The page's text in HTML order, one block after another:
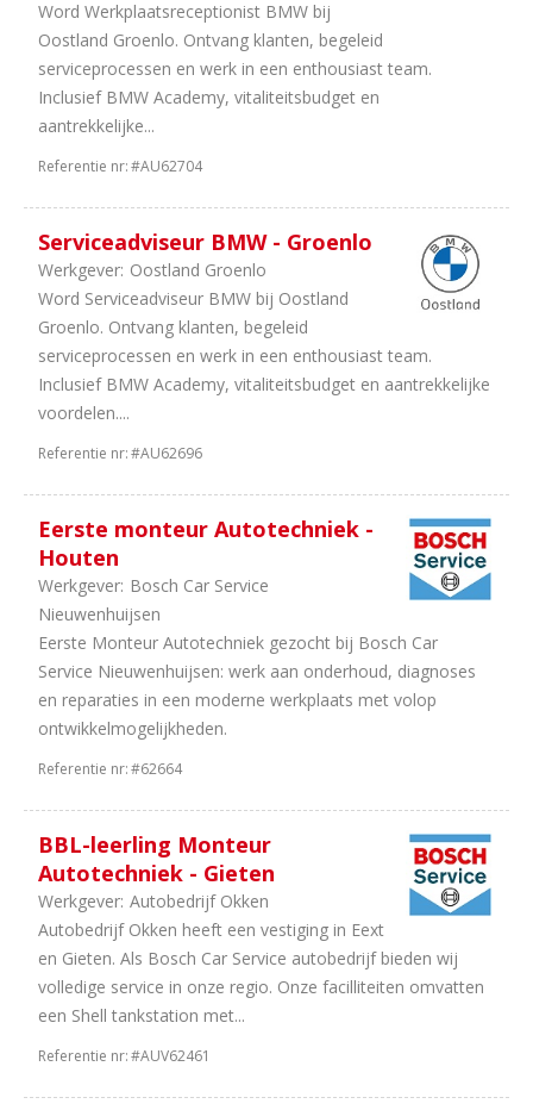
Word Werkplaatsreceptionist BMW bij
Oostland Groenlo. Ontvang klanten, begeleid
serviceprocessen en werk in een enthousiast team.
Inclusief BMW Academy, vitaliteitsbudget en
aantrekkelijke...
Referentie nr:#AU62704
Serviceadviseur BMW - Groenlo
Werkgever: Oostland Groenlo
Word Serviceadviseur BMW bij Oostland
Groenlo. Ontvang klanten, begeleid
serviceprocessen en werk in een enthousiast team.
Inclusief BMW Academy, vitaliteitsbudget en aantrekkelijke
voordelen....
Referentie nr:#AU62696
Eerste monteur Autotechniek -
Houten
Werkgever: Bosch Car Service
Nieuwenhuijsen
Eerste Monteur Autotechniek gezocht bij Bosch Car
Service Nieuwenhuijsen: werk aan onderhoud, diagnoses
en reparaties in een moderne werkplaats met volop
ontwikkelmogelijkheden.
Referentie nr:#62664
BBL-leerling Monteur
Autotechniek - Gieten
Werkgever: Autobedrijf Okken
Autobedrijf Okken heeft een vestiging in Eext
en Gieten. Als Bosch Car Service autobedrijf bieden wij
volledige service in onze regio. Onze facilliteiten omvatten
een Shell tankstation met...
Referentie nr:#AUV62461